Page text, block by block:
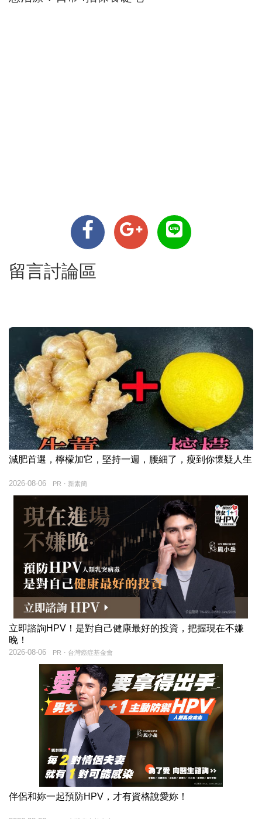
留言討論區
減肥首選，檸檬加它，堅持一週，腰細了，瘦到你懷疑人生
PR・新素簡
2026-08-06
立即諮詢HPV！是對自己健康最好的投資，把握現在不嫌
晚！
PR・台灣癌症基金會
2026-08-06
伴侶和妳一起預防HPV，才有資格說愛妳！